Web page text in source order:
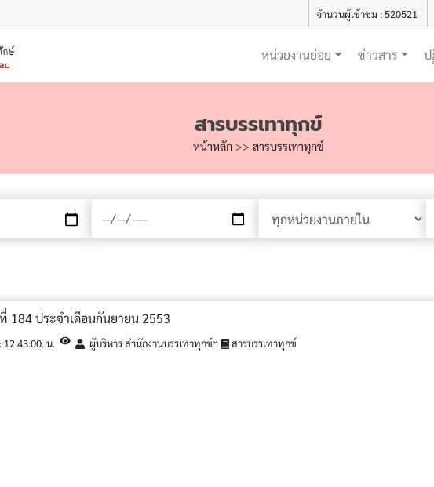
จำนวนผู้เข้าชม : 520521
หน่วยงานย่อย ข่าวสาร
สารบรรเทาทุกข์
หน้าหลัก >> สารบรรเทาทุกข์
184 ประจำเดือนกันยายน 2553
น. ผู้บริหาร สำนักงานบรรเทาทุกข์ฯ สารบรรเทาทุกข์